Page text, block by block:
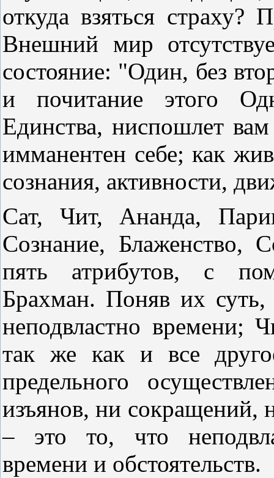
откуда взяться страху?
Внешний мир
состояние: "Один, без
и почитание этого
Единства, ниспошлет
имманентен себе; как
сознания, активности,
Сат, Чит, Ананда,
Сознание, Блаженство,
пять атрибутов, с
Брахман. Поняв их
неподвластно времени;
так же как и все
предельного
изъянов, ни сокращений,
– это то, что
времени и обстоятельств.